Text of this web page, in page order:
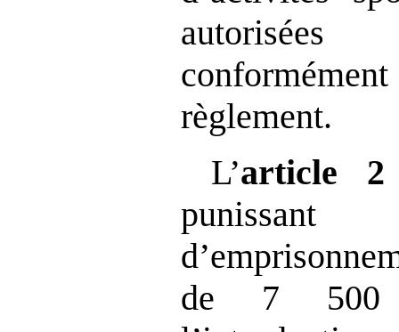
règlement.
L’article 2
de 7 500